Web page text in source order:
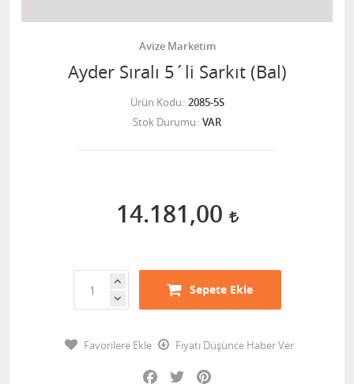
Avize Marketim
Ayder Sıralı 5´li Sarkıt (Bal)
Ürün Kodu 2085-5S
Stok Durumu VAR
14.181,00
Sepete Ekle
Favorilere Ekle
Fiyatı Düşünce Haber Ver
Facebook
Twitter